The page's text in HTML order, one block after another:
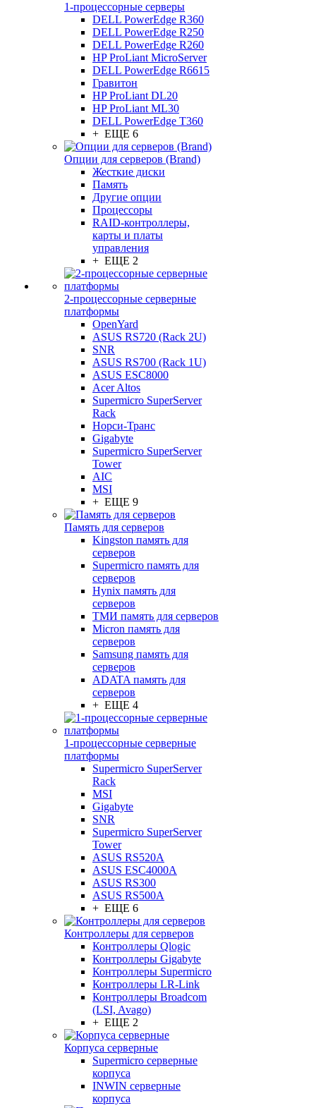
1-процессорные серверы
DELL PowerEdge R360
DELL PowerEdge R250
DELL PowerEdge R260
HP ProLiant MicroServer
DELL PowerEdge R6615
Гравитон
HP ProLiant DL20
HP ProLiant ML30
DELL PowerEdge T360
+ ЕЩЕ 6
Опции для серверов (Brand)
Жесткие диски
Память
Другие опции
Процессоры
RAID-контроллеры,
карты и платы
управления
+ ЕЩЕ 2
2-процессорные серверные
платформы
OpenYard
ASUS RS720 (Rack 2U)
SNR
ASUS RS700 (Rack 1U)
ASUS ESC8000
Acer Altos
Supermicro SuperServer
Rack
Норси-Транс
Gigabyte
Supermicro SuperServer
Tower
AIC
MSI
+ ЕЩЕ 9
Память для серверов
Kingston память для
серверов
Supermicro память для
серверов
Hynix память для
серверов
ТМИ память для серверов
Micron память для
серверов
Samsung память для
серверов
ADATA память для
серверов
+ ЕЩЕ 4
1-процессорные серверные
платформы
Supermicro SuperServer
Rack
MSI
Gigabyte
SNR
Supermicro SuperServer
Tower
ASUS RS520A
ASUS ESC4000A
ASUS RS300
ASUS RS500A
+ ЕЩЕ 6
Контроллеры для серверов
Контроллеры Qlogic
Контроллеры Gigabyte
Контроллеры Supermicro
Контроллеры LR-Link
Контроллеры Broadcom
(LSI, Avago)
+ ЕЩЕ 2
Корпуса серверные
Supermicro серверные
корпуса
INWIN серверные
корпуса